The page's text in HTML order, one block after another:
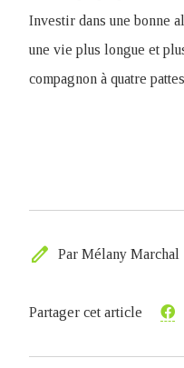
Investir dans une bonne
une vie plus longue et
compagnon à quatre
edit Par Mélany Marchal
Partager cet article